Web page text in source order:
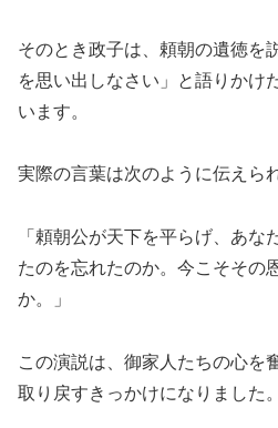
そのとき政子は、頼朝の遺徳を
を思い出しなさい」と語りかけ
います。
実際の言葉は次のように伝えら
「頼朝公が天下を平らげ、あ
たのを忘れたのか。今こそその
か。」
この演説は、御家人たちの心を
取り戻すきっかけになりました。